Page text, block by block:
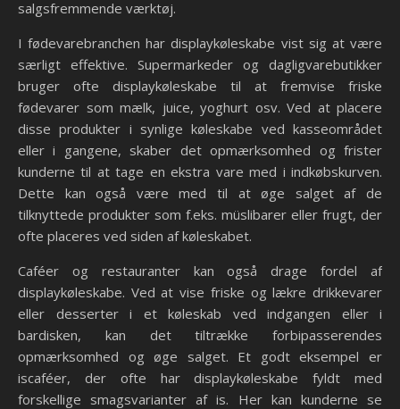
salgsfremmende værktøj.
I fødevarebranchen har displaykøleskabe vist sig at være
særligt effektive. Supermarkeder og dagligvarebutikker
bruger ofte displaykøleskabe til at fremvise friske
fødevarer som mælk, juice, yoghurt osv. Ved at placere
disse produkter i synlige køleskabe ved kasseområdet
eller i gangene, skaber det opmærksomhed og frister
kunderne til at tage en ekstra vare med i indkøbskurven.
Dette kan også være med til at øge salget af de
tilknyttede produkter som f.eks. müslibarer eller frugt, der
ofte placeres ved siden af køleskabet.
Caféer og restauranter kan også drage fordel af
displaykøleskabe. Ved at vise friske og lækre drikkevarer
eller desserter i et køleskab ved indgangen eller i
bardisken, kan det tiltrække forbipasserendes
opmærksomhed og øge salget. Et godt eksempel er
iscaféer, der ofte har displaykøleskabe fyldt med
forskellige smagsvarianter af is. Her kan kunderne se